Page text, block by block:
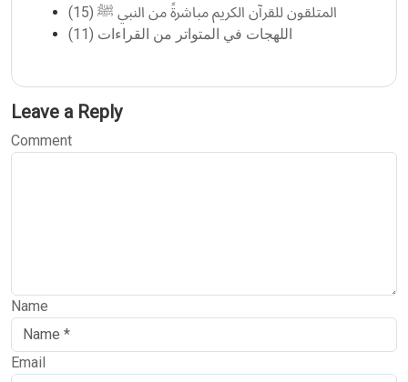
المتلقون للقرآن الكريم مباشرةً من النبي ﷺ (15)
اللهجات في المتواتر من القراءات (11)
Leave a Reply
Comment
Name
Email